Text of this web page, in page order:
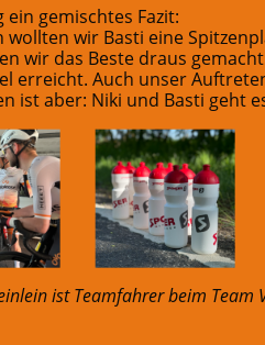
ein gemischtes Fazit:
wollten wir Basti eine
wir das Beste draus
erreicht. Auch unser
ist aber: Niki und Basti geht
ist Teamfahrer beim Team